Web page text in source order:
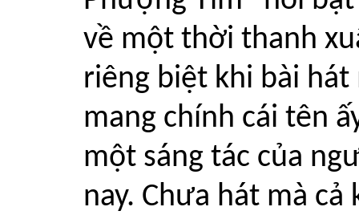
về một thời thanh
riêng biệt khi bài
mang chính cái tên
một sáng tác của
nay. Chưa hát mà cả